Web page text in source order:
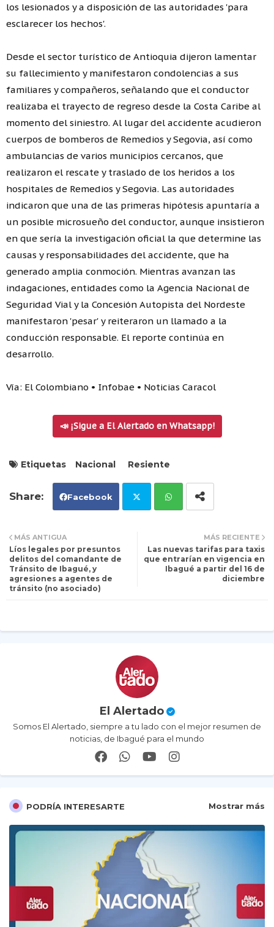
los lesionados y a disposición de las autoridades 'para
esclarecer los hechos'.
Desde el sector turístico de Antioquia dijeron lamentar
su fallecimiento y manifestaron condolencias a sus
familiares y compañeros, señalando que el conductor
realizaba el trayecto de regreso desde la Costa Caribe al
momento del siniestro. Al lugar del accidente acudieron
cuerpos de bomberos de Remedios y Segovia, así como
ambulancias de varios municipios cercanos, que
realizaron el rescate y traslado de los heridos a los
hospitales de Remedios y Segovia. Las autoridades
indicaron que una de las primeras hipótesis apuntaría a
un posible microsueño del conductor, aunque insistieron
en que sería la investigación oficial la que determine las
causas y responsabilidades del accidente, que ha
generado amplia conmoción. Mientras avanzan las
indagaciones, entidades como la Agencia Nacional de
Seguridad Vial y la Concesión Autopista del Nordeste
manifestaron 'pesar' y reiteraron un llamado a la
conducción responsable. El reporte continúa en
desarrollo.
Vía: El Colombiano • Infobae • Noticias Caracol
📣 ¡Sigue a El Alertado en Whatsapp!
Etiquetas Nacional Resiente
Facebook
ats
MÁS RECIENTE
Las nuevas tarifas para taxis
que entrarían en vigencia en
Ibagué a partir del 16 de
diciembre
MÁS ANTIGUA
Líos legales por presuntos
delitos del comandante de
Tránsito de Ibagué, y
agresiones a agentes de
tránsito (no asociado)
El Alertado
Somos El Alertado, siempre a tu lado con el mejor resumen de
noticias, de Ibagué para el mundo
PODRÍA INTERESARTE Mostrar más